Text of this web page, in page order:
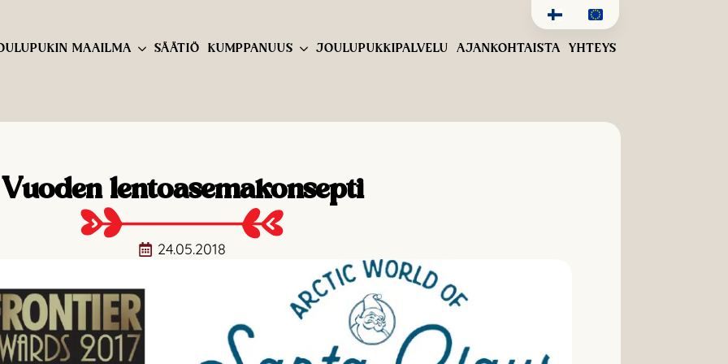
MAAILMA SÄÄTIÖ KUMPPANUUS JOULUPUKKIPALVELU AJANKOHTAISTA YHTEYS
Vuoden lentoasemakonsepti
24.05.2018